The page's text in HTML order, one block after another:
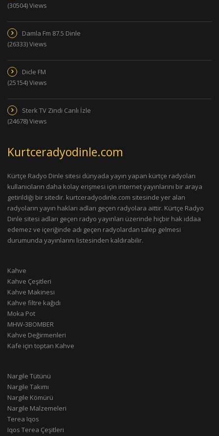
(30504) Views
Damla Fm 87.5 Dinle
(26333) Views
Dicle FM
(25154) Views
Sterk TV Zindi Canlı İzle
(24678) Views
Kurtceradyodinle.com
Kürtçe Radyo Dinle sitesi dünyada yayın yapan kürtçe radyoları
kullanıcıların daha kolay erişmesi için internet yayınlarını bir araya
getirildiği bir sitedir. kurtceradyodinle.com sitesinde yer alan
radyoların yayın hakları adları geçen radyolara aittir. Kürtçe Radyo
Dinle sitesi adları geçen radyo yayınları üzerinde hiçbir hak iddaa
edemez ve içeriğinde adı geçen radyolardan talep gelmesi
durumunda yayınlarını listesinden kaldırabilir.
Kahve
Kahve Çeşitleri
Kahve Makinesi
Kahve filtre kağıdı
Moka Pot
MHW-3BOMBER
Kahve Değirmenleri
Kafe için toptan Kahve
Nargile Tütünü
Nargile Takımı
Nargile Kömürü
Nargile Malzemeleri
Terea Iqos
Iqos Terea Çeşitleri